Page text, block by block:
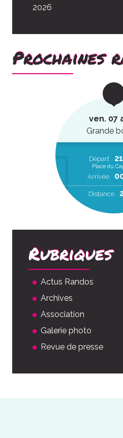
2026
Prochaines
ven. 07
Grande
Départ 21
Place du
Arrivée
Distance
Rubriques
Actus Randos
Archives
Association
Galerie photo
Revue de presse